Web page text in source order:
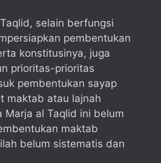
selain berfungsi
pembentukan
konstitusinya, juga
prioritas-prioritas
pembentukan sayap
maktab atau lajnah
Marja al Taqlid ini belum
maktab
belum sistematis dan